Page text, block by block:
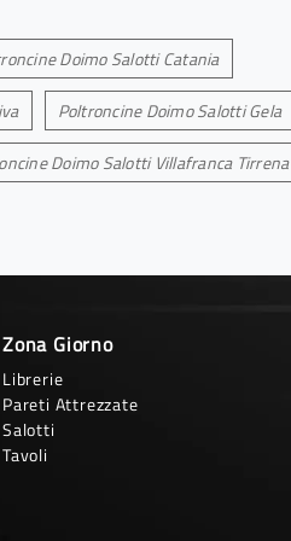
Doimo Salotti Catania
Poltroncine Doimo Salotti Gela
Doimo Salotti Villafranca Tirrena
Zona Giorno
Librerie
Pareti Attrezzate
Salotti
Tavoli